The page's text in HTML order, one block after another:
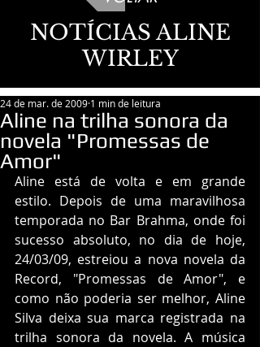
NOTÍCIAS ALINE
WIRLEY
Aline na trilha sonora da
novela "Promessas de
Amor"
24 de mar. de 2009 1 min de leitura
Aline está de volta e em grande
estilo. Depois de uma maravilhosa
temporada no Bar Brahma, onde foi
sucesso absoluto, no dia de hoje,
24/03/09, estreiou a nova novela da
Record, "Promessas de Amor", e
como não poderia ser melhor, Aline
Silva deixa sua marca registrada na
trilha sonora da novela. A música